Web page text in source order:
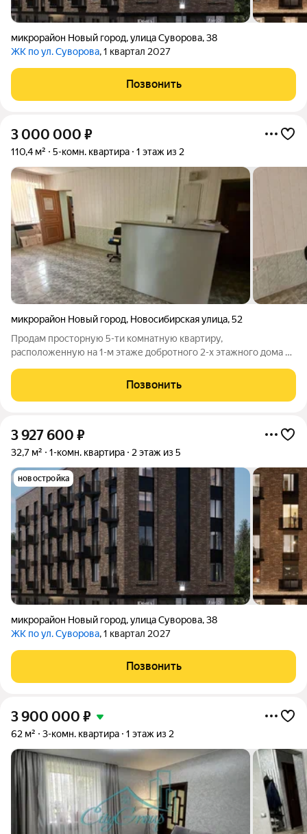
микрорайон Новый город,улица Суворова,38
ЖК по ул. Суворова, 1 квартал 2027
Позвонить
3 000 000 ₽
110,4 м² 5-комн. квартира 1 этаж из 2
микрорайон Новый город, Новосибирская улица,52
Продам просторную 5-ти комнатную квартиру,
расположенную на 1-м этаже добротного 2-х этажного дома по
гарантия отличной звукоизоляции и сохранения тепла в
зимние месяцы. О квартире: - Общая
Позвонить
3 927 600 ₽
32,7 м² 1-комн. квартира 2 этаж из 5
новостройка
микрорайон Новый город,улица Суворова,38
ЖК по ул. Суворова, 1 квартал 2027
Позвонить
3 900 000 ₽
62 м² 3-комн. квартира 1 этаж из 2